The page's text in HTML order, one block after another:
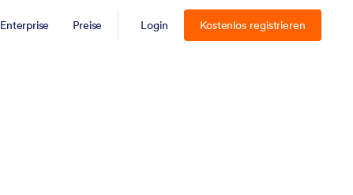
Enterprise Preise Login Kostenlos registrieren